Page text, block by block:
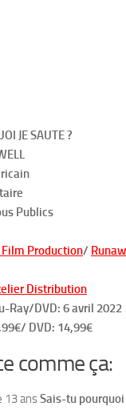
JE SAUTE ?
Publics
Production/
Distribution
Ray/DVD: 6 avril 2022
DVD: 14,99€
comme ça:
13 ansSais-tu pourquoi